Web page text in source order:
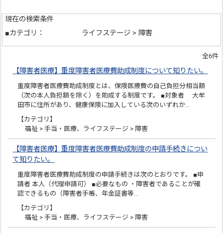
現在の検索条件
■カテゴリ：
ライフステージ > 障害
全6件
【障害者医療】重度障害者医療費助成制度について知りたい。
重度障害者医療費助成制度とは、保険医療費の自己負担分相当額
（次の本人負担額を除く）を助成する制度です。 ■対象者 大牟
田市に住所があり、健康保険に加入している次のいずれか…
【カテゴリ】
福祉 > 手当・医療、ライフステージ > 障害
【障害者医療】重度障害者医療費助成制度の申請手続きについ
て知りたい。
重度障害者医療費助成制度の申請手続きは次のとおりです。 ■申
請者 本人（代理申請可） ■必要なもの ・障害者であることが確
認できるもの（障害者手帳、年金証書等…
【カテゴリ】
福祉 > 手当・医療、ライフステージ > 障害